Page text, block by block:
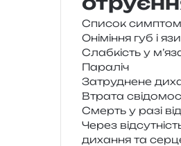
Список
Оніміння губ і
Слабкість у
Параліч
Затруднене
Втрата
Смерть у разі
Через
диха­н­ня та